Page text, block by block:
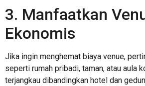
3. Manfaatkan
Ekonomis
Jika ingin menghemat biaya venue,
seperti rumah pribadi, taman, atau aula
terjangkau dibandingkan hotel dan